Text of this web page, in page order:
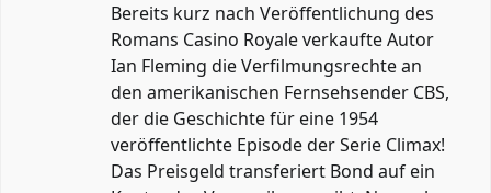
Bereits kurz nach Veröffentlichung des
Romans Casino Royale verkaufte Autor
Ian Fleming die Verfilmungsrechte an
den amerikanischen Fernsehsender CBS,
der die Geschichte für eine 1954
veröffentlichte Episode der Serie Climax!
Das Preisgeld transferiert Bond auf ein